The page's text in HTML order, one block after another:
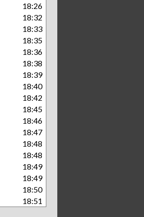
18:26
18:32
18:33
18:35
18:36
18:38
18:39
18:40
18:42
18:45
18:46
18:47
18:48
18:48
18:49
18:49
18:50
18:51